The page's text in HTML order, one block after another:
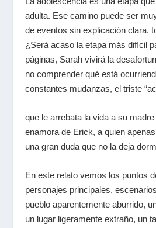
adulta. Ese camino puede ser
de eventos sin explicación clara,
¿Será acaso la etapa más difícil
páginas, Sarah vivirá la
no comprender qué está
constantes mudanzas, el triste
que le arrebata la vida a su
enamora de Erick, a quien
una gran duda que no la deja
En este relato vemos los puntos
personajes principales,
pueblo aparentemente aburrido,
un lugar ligeramente extraño, un